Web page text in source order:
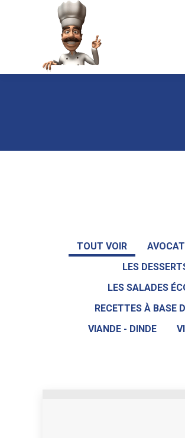
Les recettes de cuisine.com
TOUT VOIR
LES
LES SALADES
RECETTES À BASE
VIANDE - DINDE